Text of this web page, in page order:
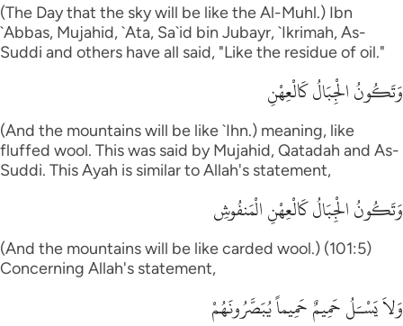
(The Day that the sky will be like the Al-Muhl.) Ibn
`Abbas, Mujahid, `Ata, Sa`id bin Jubayr, `Ikrimah, As-
Suddi and others have all said, "Like the residue of oil."
وَتَكُونُ الْجِبَالُ كَالْعِهْنِ
(And the mountains will be like `Ihn.) meaning, like
fluffed wool. This was said by Mujahid, Qatadah and As-
Suddi. This Ayah is similar to Allah's statement,
وَتَكُونُ الْجِبَالُ كَالْعِهْنِ الْمَنفُوشِ
(And the mountains will be like carded wool.) (101:5)
Concerning Allah's statement,
وَلاَ يَسْـَلُ حَمِيمٌ حَمِيماً يُبَصَّرُونَهُمْ